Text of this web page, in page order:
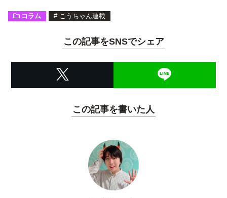
コラム # こうちゃん連載
この記事をSNSでシェア
この記事を書いた人